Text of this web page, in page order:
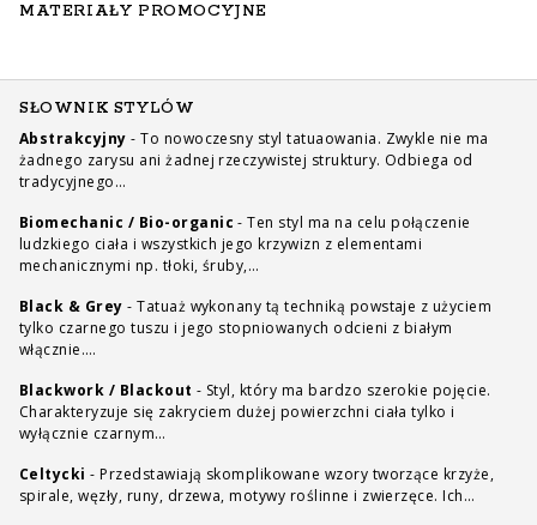
MATERIAŁY PROMOCYJNE
SŁOWNIK STYLÓW
Abstrakcyjny - To nowoczesny styl tatuaowania. Zwykle nie ma
żadnego zarysu ani żadnej rzeczywistej struktury. Odbiega od
tradycyjnego…
Biomechanic / Bio-organic - Ten styl ma na celu połączenie
ludzkiego ciała i wszystkich jego krzywizn z elementami
mechanicznymi np. tłoki, śruby,…
Black & Grey - Tatuaż wykonany tą techniką powstaje z użyciem
tylko czarnego tuszu i jego stopniowanych odcieni z białym
włącznie.…
Blackwork / Blackout - Styl, który ma bardzo szerokie pojęcie.
Charakteryzuje się zakryciem dużej powierzchni ciała tylko i
wyłącznie czarnym…
Celtycki - Przedstawiają skomplikowane wzory tworzące krzyże,
spirale, węzły, runy, drzewa, motywy roślinne i zwierzęce. Ich…